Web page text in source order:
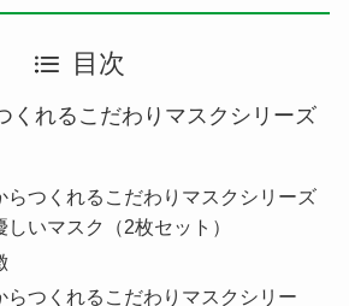
目次
くれるこだわりマスクシリーズ
らつくれるこだわりマスクシリーズ
しいマスク（2枚セット）
らつくれるこだわりマスクシリー